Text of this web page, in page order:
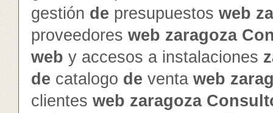
gestión de presupuestos web
proveedores web zaragoza
web y accesos a instalaciones
de catalogo de venta web
clientes web zaragoza